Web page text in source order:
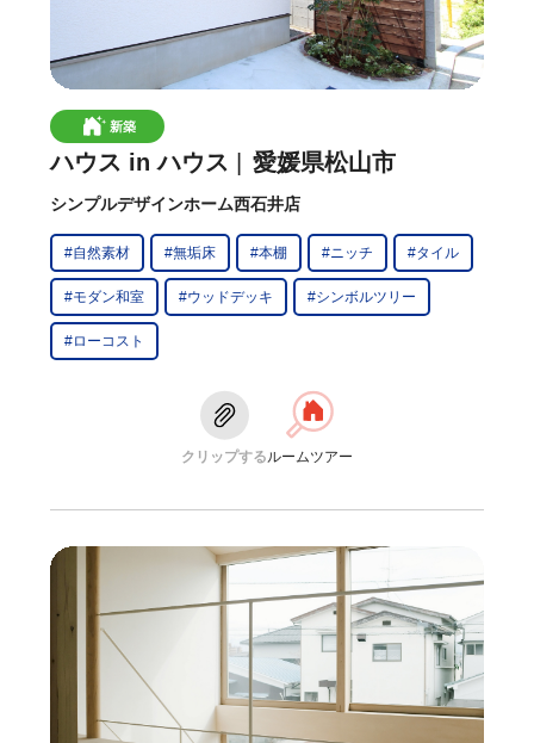
新築
ハウス in ハウス 愛媛県松山市
シンプルデザインホーム西石井店
#自然素材 #無垢床 #本棚 #ニッチ #タイル
#モダン和室 #ウッドデッキ #シンボルツリー
#ローコスト
クリップするルームツアー